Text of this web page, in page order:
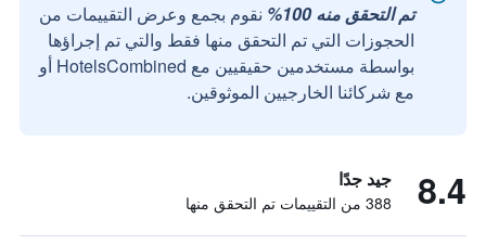
تم التحقق منه 100%
نقوم بجمع وعرض التقييمات من
الحجوزات التي تم التحقق منها فقط والتي تم إجراؤها
بواسطة مستخدمين حقيقيين مع HotelsCombined أو
مع شركائنا الخارجيين الموثوقين.
8.4 جيد جدًا
388 من التقييمات تم التحقق منها